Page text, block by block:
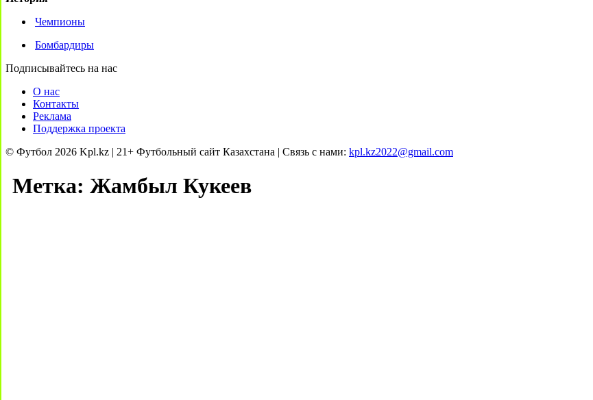
Чемпионы
Бомбардиры
Подписывайтесь на нас
О нас
Контакты
Реклама
Поддержка проекта
© Футбол 2026 Kpl.kz | 21+ Футбольный сайт Казахстана | Связь с нами: kpl.kz2022@gmail.com
Метка: Жамбыл Кукеев